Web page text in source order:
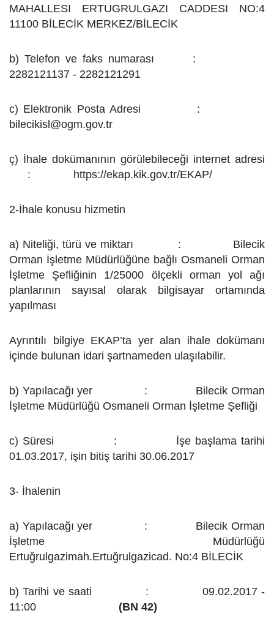
MAHALLESI ERTUGRULGAZI CADDESI NO:4
11100 BİLECİK MERKEZ/BİLECİK
b) Telefon ve faks numarası :
2282121137 - 2282121291
c) Elektronik Posta Adresi :
bilecikisl@ogm.gov.tr
ç) İhale dokümanının görülebileceği internet adresi
: https://ekap.kik.gov.tr/EKAP/
2-İhale konusu hizmetin
a) Niteliği, türü ve miktarı : Bilecik
Orman İşletme Müdürlüğüne bağlı Osmaneli Orman
İşletme Şefliğinin 1/25000 ölçekli orman yol ağı
planlarının sayısal olarak bilgisayar ortamında
yapılması
Ayrıntılı bilgiye EKAP’ta yer alan ihale dokümanı
içinde bulunan idari şartnameden ulaşılabilir.
b) Yapılacağı yer : Bilecik Orman
İşletme Müdürlüğü Osmaneli Orman İşletme Şefliği
c) Süresi : İşe başlama tarihi
01.03.2017, işin bitiş tarihi 30.06.2017
3- İhalenin
a) Yapılacağı yer : Bilecik Orman
İşletme Müdürlüğü
Ertuğrulgazimah.Ertuğrulgazicad. No:4 BİLECİK
b) Tarihi ve saati : 09.02.2017 -
11:00 (BN 42)